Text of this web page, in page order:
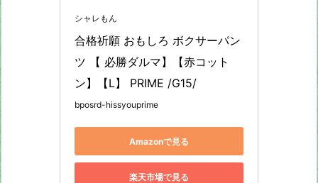
シャレもん
合格祈願 おもしろ ボクサーパン
ツ 【 必勝ダルマ】【赤コット
ン】【L】 PRIME /G15/
bposrd-hissyouprime
Amazonで見る
楽天市場で見る